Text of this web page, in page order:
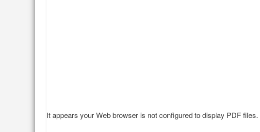
It appears your Web browser is not configured to display PDF files.